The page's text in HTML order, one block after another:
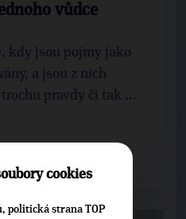
vůdce
kdy jsou pojmy jako
a jsou z nich
pravdy či tak ...
cookies
politická strana TOP